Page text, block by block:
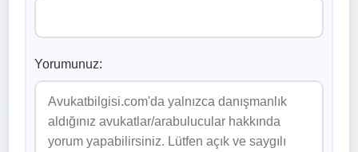
Yorumunuz: